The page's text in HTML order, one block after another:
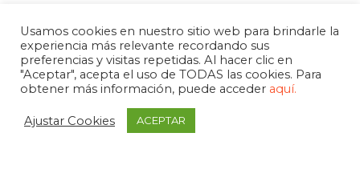
Usamos cookies en nuestro sitio web para brindarle la
experiencia más relevante recordando sus
preferencias y visitas repetidas. Al hacer clic en
"Aceptar", acepta el uso de TODAS las cookies. Para
obtener más información, puede acceder aquí.
Ajustar Cookies ACEPTAR